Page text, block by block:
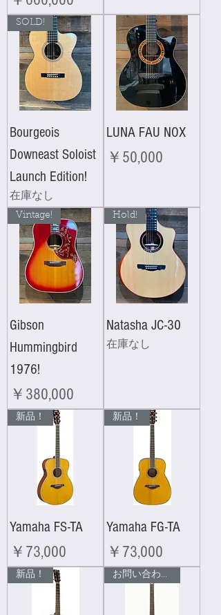
SOLD!
Bourgeois
Downeast Soloist
Launch Edition!
在庫なし
LUNA FAU NOX
価格
￥50,000
Vintage!
Gibson
Hummingbird
1976!
価格
￥380,000
Hold!
Natasha JC-30
在庫なし
新品！
Yamaha FS-TA
価格
￥73,000
新品！
Yamaha FG-TA
価格
￥73,000
新品！ お問い合わせ下さい!